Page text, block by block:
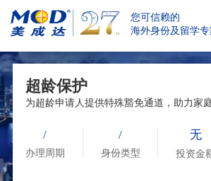
您可信赖的
海外身份及留学专
超龄保护
为超龄申请人提供特殊豁免通道，助力家
/
办理周期
/
身份类型
无
投资金